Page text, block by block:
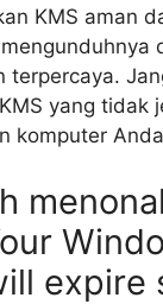
KMS aman
terpercaya.
yang tidak
komputer
expire